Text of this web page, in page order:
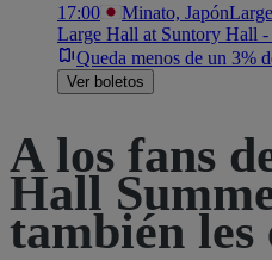
17:00 Minato, Japón
Large Hall at Suntory Hall
Queda menos de un 3%
Ver boletos
A los fans
Hall
también les